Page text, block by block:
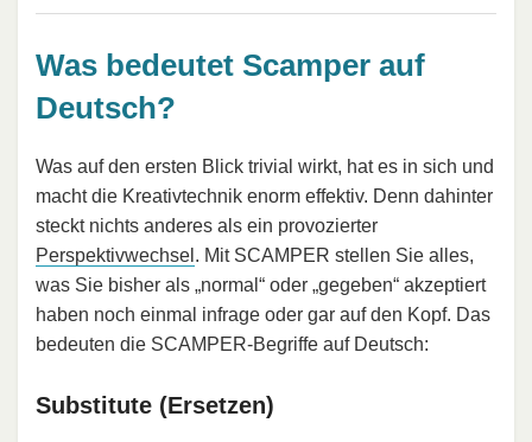
Was bedeutet Scamper auf
Deutsch?
Was auf den ersten Blick trivial wirkt, hat es in sich und
macht die Kreativtechnik enorm effektiv. Denn dahinter
steckt nichts anderes als ein provozierter
Perspektivwechsel . Mit SCAMPER stellen Sie alles,
was Sie bisher als „normal“ oder „gegeben“ akzeptiert
haben noch einmal infrage oder gar auf den Kopf. Das
bedeuten die SCAMPER-Begriffe auf Deutsch:
Substitute (Ersetzen)